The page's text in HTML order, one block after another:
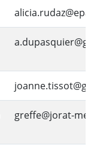
greffe@jorat-